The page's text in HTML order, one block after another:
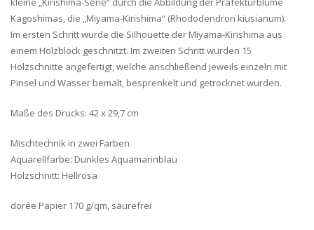
Kagoshimas, die „Miyama-Kirishima“ (Rhododendron kiusianum).
Im ersten Schritt wurde die Silhouette der Miyama-Kirishima aus
einem Holzblock geschnitzt. Im zweiten Schritt wurden 15
Holzschnitte angefertigt, welche anschließend jeweils einzeln mit
Pinsel und Wasser bemalt, besprenkelt und getrocknet wurden.
Maße des Drucks: 42 x 29,7 cm
Mischtechnik in zwei Farben
Aquarellfarbe: Dunkles Aquamarinblau
Holzschnitt: Hellrosa
dorée Papier 170 g/qm, säurefrei